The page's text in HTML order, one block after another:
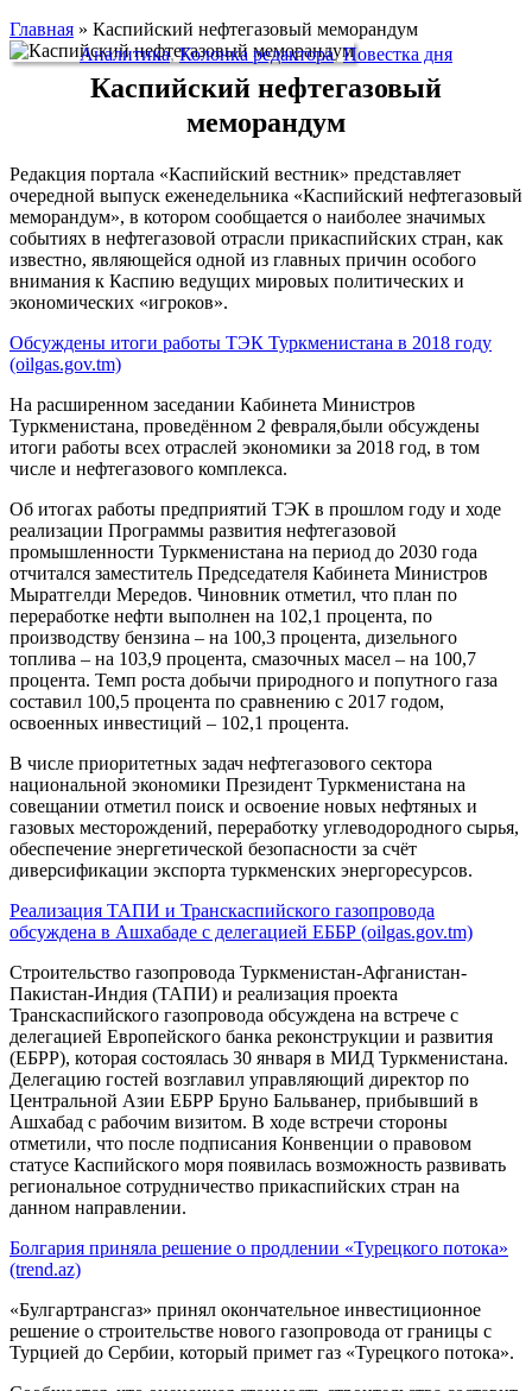
Главная » Каспийский нефтегазовый меморандум
Аналитика,Колонка редактора,Повестка дня
Каспийский нефтегазовый
меморандум
Редакция портала «Каспийский вестник» представляет
очередной выпуск еженедельника «Каспийский нефтегазовый
меморандум», в котором сообщается о наиболее значимых
событиях в нефтегазовой отрасли прикаспийских стран, как
известно, являющейся одной из главных причин особого
внимания к Каспию ведущих мировых политических и
экономических «игроков».
Обсуждены итоги работы ТЭК Туркменистана в 2018 году
(oilgas.gov.tm)
На расширенном заседании Кабинета Министров
Туркменистана, проведённом 2 февраля,были обсуждены
итоги работы всех отраслей экономики за 2018 год, в том
числе и нефтегазового комплекса.
Об итогах работы предприятий ТЭК в прошлом году и ходе
реализации Программы развития нефтегазовой
промышленности Туркменистана на период до 2030 года
отчитался заместитель Председателя Кабинета Министров
Мыратгелди Мередов. Чиновник отметил, что план по
переработке нефти выполнен на 102,1 процента, по
производству бензина – на 100,3 процента, дизельного
топлива – на 103,9 процента, смазочных масел – на 100,7
процента. Темп роста добычи природного и попутного газа
составил 100,5 процента по сравнению с 2017 годом,
освоенных инвестиций – 102,1 процента.
В числе приоритетных задач нефтегазового сектора
национальной экономики Президент Туркменистана на
совещании отметил поиск и освоение новых нефтяных и
газовых месторождений, переработку углеводородного сырья,
обеспечение энергетической безопасности за счёт
диверсификации экспорта туркменских энергоресурсов.
Реализация ТАПИ и Транскаспийского газопровода
обсуждена в Ашхабаде с делегацией ЕББР (oilgas.gov.tm)
Строительство газопровода Туркменистан-Афганистан-
Пакистан-Индия (ТАПИ) и реализация проекта
Транскаспийского газопровода обсуждена на встрече с
делегацией Европейского банка реконструкции и развития
(ЕБРР), которая состоялась 30 января в МИД Туркменистана.
Делегацию гостей возглавил управляющий директор по
Центральной Азии ЕБРР Бруно Бальванер, прибывший в
Ашхабад с рабочим визитом. В ходе встречи стороны
отметили, что после подписания Конвенции о правовом
статусе Каспийского моря появилась возможность развивать
региональное сотрудничество прикаспийских стран на
данном направлении.
Болгария приняла решение о продлении «Турецкого потока»
(trend.az)
«Булгартрансгаз» принял окончательное инвестиционное
решение о строительстве нового газопровода от границы с
Турцией до Сербии, который примет газ «Турецкого потока».